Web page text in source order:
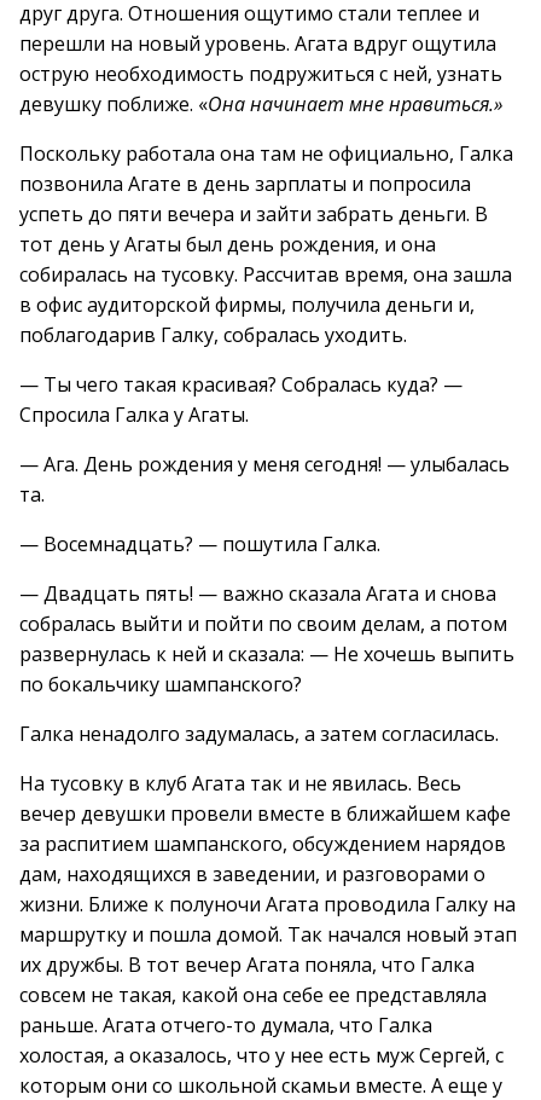
друг друга. Отношения ощутимо стали теплее и
перешли на новый уровень. Агата вдруг ощутила
острую необходимость подружиться с ней, узнать
девушку поближе. «Она начинает мне нравиться.»
Поскольку работала она там не официально, Галка
позвонила Агате в день зарплаты и попросила
успеть до пяти вечера и зайти забрать деньги. В
тот день у Агаты был день рождения, и она
собиралась на тусовку. Рассчитав время, она зашла
в офис аудиторской фирмы, получила деньги и,
поблагодарив Галку, собралась уходить.
— Ты чего такая красивая? Собралась куда? —
Спросила Галка у Агаты.
— Ага. День рождения у меня сегодня! — улыбалась
та.
— Восемнадцать? — пошутила Галка.
— Двадцать пять! — важно сказала Агата и снова
собралась выйти и пойти по своим делам, а потом
развернулась к ней и сказала: — Не хочешь выпить
по бокальчику шампанского?
Галка ненадолго задумалась, а затем согласилась.
На тусовку в клуб Агата так и не явилась. Весь
вечер девушки провели вместе в ближайшем кафе
за распитием шампанского, обсуждением нарядов
дам, находящихся в заведении, и разговорами о
жизни. Ближе к полуночи Агата проводила Галку на
маршрутку и пошла домой. Так начался новый этап
их дружбы. В тот вечер Агата поняла, что Галка
совсем не такая, какой она себе ее представляла
раньше. Агата отчего-то думала, что Галка
холостая, а оказалось, что у нее есть муж Сергей, с
которым они со школьной скамьи вместе. А еще у